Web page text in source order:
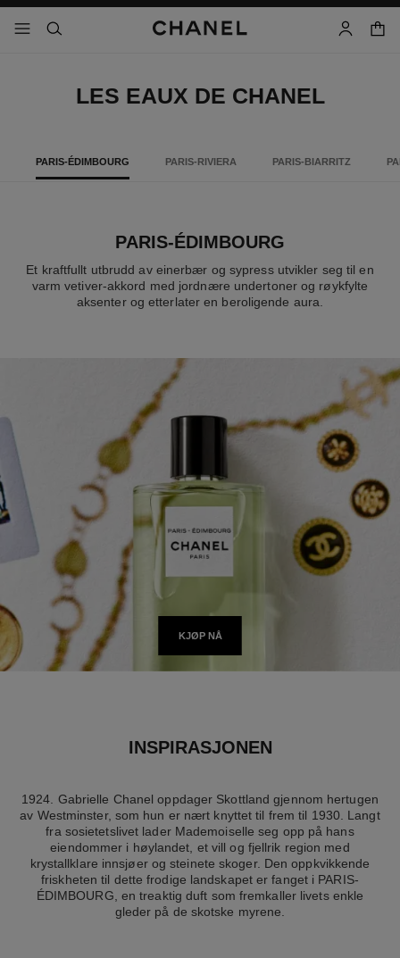
meny - hovednavigasjon
- hovednavigasjon
søk bruker
LES EAUX DE CHANEL
PARIS-ÉDIMBOURG PARIS-RIVIERA PARIS-BIARRITZ
PARIS-ÉDIMBOURG
Et kraftfullt utbrudd av einerbær og sypress utvikler seg til en
varm vetiver-akkord med jordnære undertoner og røykfylte
aksenter og etterlater en beroligende aura.
KJØP NÅ
INSPIRASJONEN
1924. Gabrielle Chanel oppdager Skottland gjennom hertugen
av Westminster, som hun er nært knyttet til frem til 1930. Langt
fra sosietetslivet lader Mademoiselle seg opp på hans
eiendommer i høylandet, et vill og fjellrik region med
krystallklare innsjøer og steinete skoger. Den oppkvikkende
friskheten til dette frodige landskapet er fanget i PARIS-
ÉDIMBOURG, en treaktig duft som fremkaller livets enkle
gleder på de skotske myrene.